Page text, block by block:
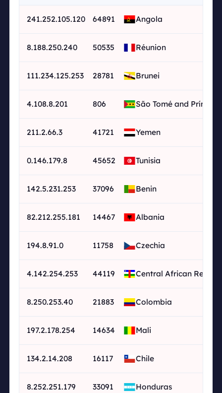
241.252.105.120 64891 Angola
8.188.250.240 50535 Réunion
111.234.125.253 28781 Brunei
4.108.8.201 806 São Tomé and Príncipe
211.2.66.3 41721 Yemen
0.146.179.8 45652 Tunisia
142.5.231.253 37096 Benin
82.212.255.181 14467 Albania
194.8.91.0 11758 Czechia
4.142.254.253 44119 Central African
8.250.253.40 21883 Colombia
197.2.178.254 14634 Mali
134.2.14.208 16117 Chile
8.252.251.179 33091 Honduras